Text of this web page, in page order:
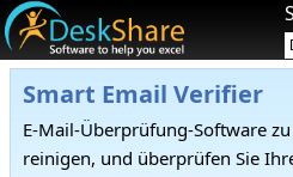
Smart Email Verifier
E-Mail-Überprüfung-Software
reinigen, und überprüfen Sie